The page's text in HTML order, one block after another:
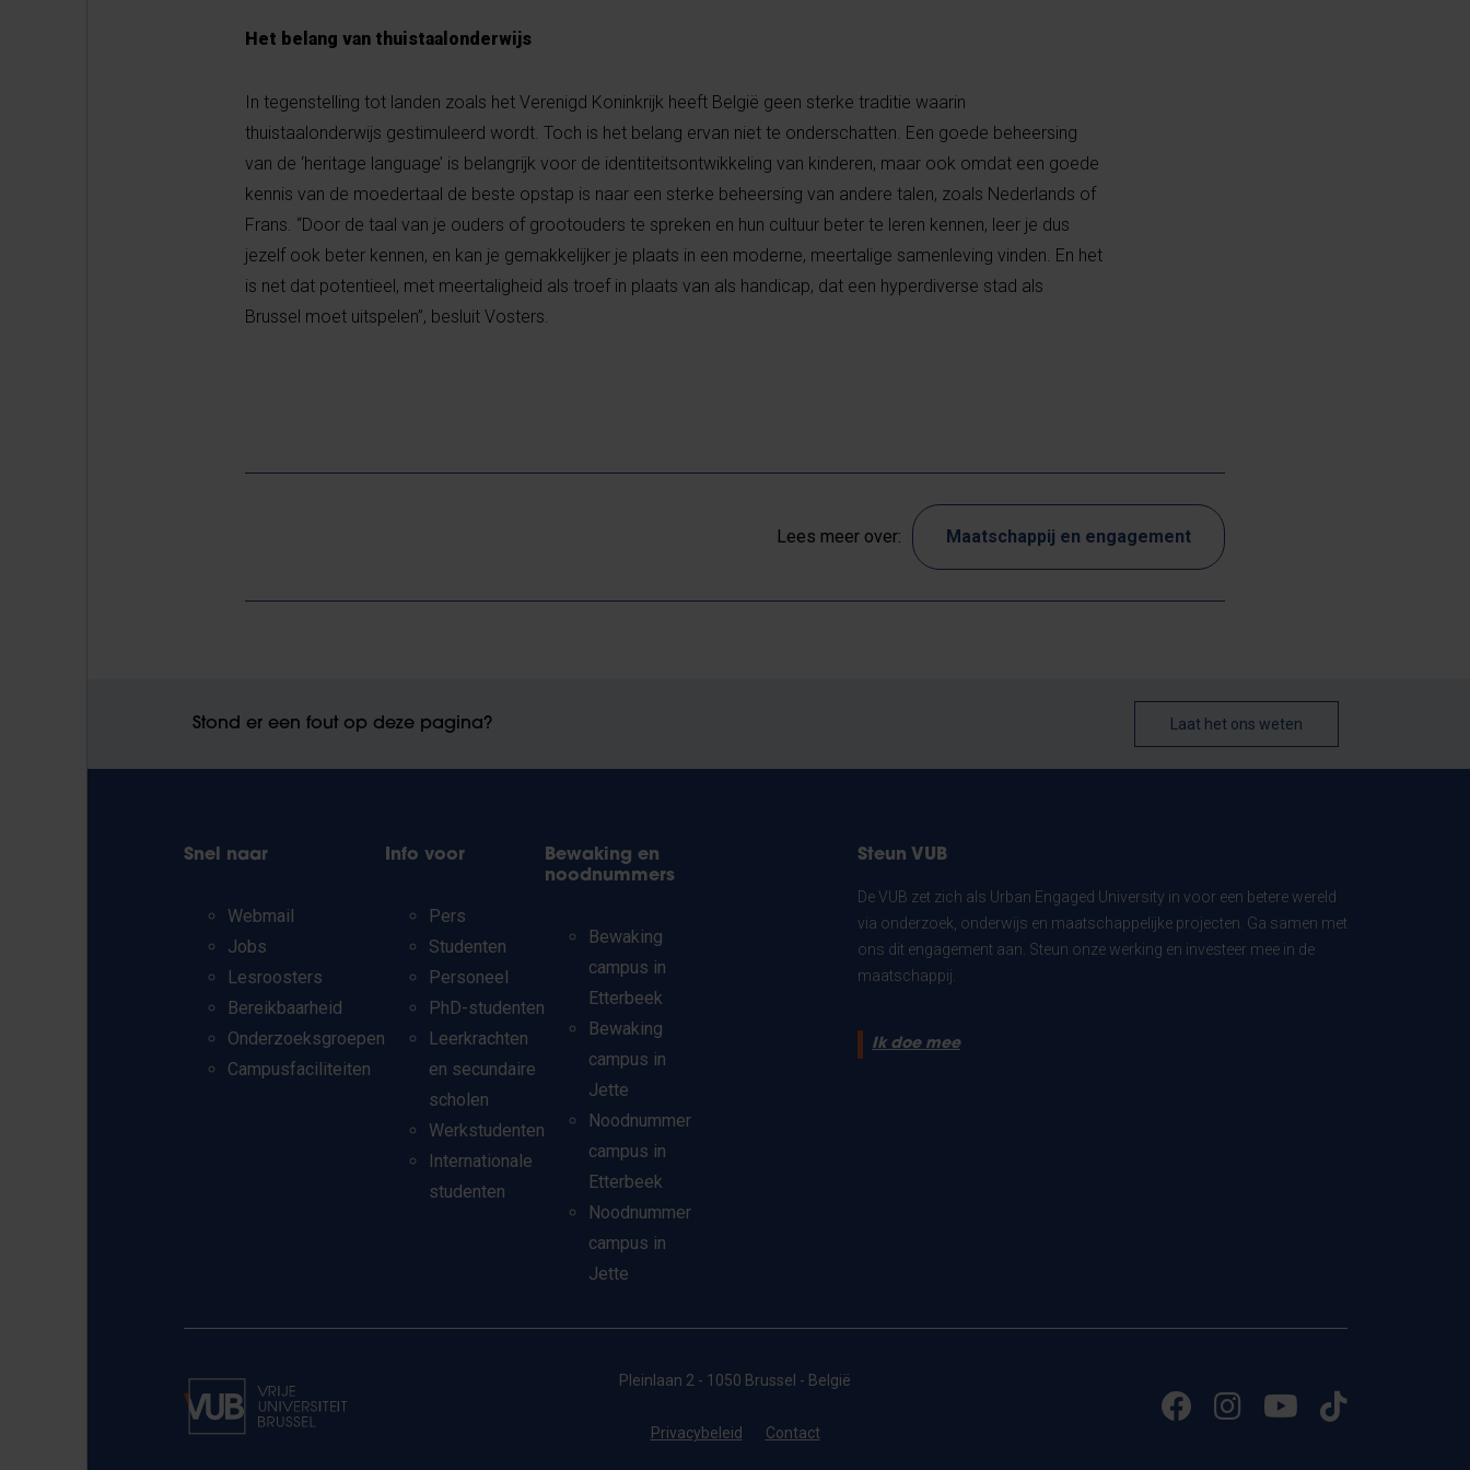
Het belang van thuistaalonderwijs
In tegenstelling tot landen zoals het Verenigd Koninkrijk heeft België geen sterke traditie waarin
thuistaalonderwijs gestimuleerd wordt. Toch is het belang ervan niet te onderschatten. Een goede beheersing
van de ‘heritage language’ is belangrijk voor de identiteitsontwikkeling van kinderen, maar ook omdat een goede
kennis van de moedertaal de beste opstap is naar een sterke beheersing van andere talen, zoals Nederlands of
Frans. “Door de taal van je ouders of grootouders te spreken en hun cultuur beter te leren kennen, leer je dus
jezelf ook beter kennen, en kan je gemakkelijker je plaats in een moderne, meertalige samenleving vinden. En het
is net dat potentieel, met meertaligheid als troef in plaats van als handicap, dat een hyperdiverse stad als
Brussel moet uitspelen”, besluit Vosters.
Lees meer over: Maatschappij en engagement
Stond er een fout op deze pagina? Laat het ons weten
Snel naar
Webmail
Jobs
Lesroosters
Bereikbaarheid
Onderzoeksgroepen
Campusfaciliteiten
Info voor
Pers
Studenten
Personeel
PhD-studenten
Leerkrachten
en secundaire
scholen
Werkstudenten
Internationale
studenten
Bewaking en
noodnummers
Bewaking
campus in
Etterbeek
Bewaking
campus in
Jette
Noodnummer
campus in
Etterbeek
Noodnummer
campus in
Jette
Steun VUB
De VUB zet zich als Urban Engaged University in voor een betere wereld
via onderzoek, onderwijs en maatschappelijke projecten. Ga samen met
ons dit engagement aan. Steun onze werking en investeer mee in de
maatschappij.
Ik doe mee
Pleinlaan 2 - 1050 Brussel - België
Privacybeleid Contact